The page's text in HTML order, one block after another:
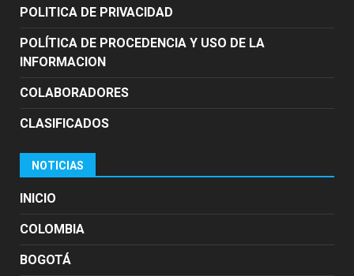
POLITICA DE PRIVACIDAD
POLÍTICA DE PROCEDENCIA Y USO DE LA
INFORMACION
COLABORADORES
CLASIFICADOS
NOTICIAS
INICIO
COLOMBIA
BOGOTÁ